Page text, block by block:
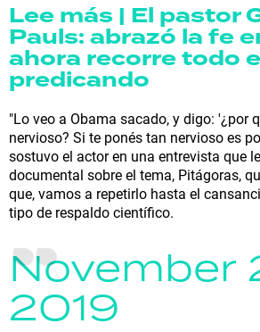
Lee más | El pastor
Pauls: abrazó la fe
ahora recorre todo
predicando
"Lo veo a Obama sacado, y digo: '¿por
nervioso? Si te ponés tan nervioso es
sostuvo el actor en una entrevista que
documental sobre el tema, Pitágoras,
que, vamos a repetirlo hasta el
tipo de respaldo científico.
November
2019